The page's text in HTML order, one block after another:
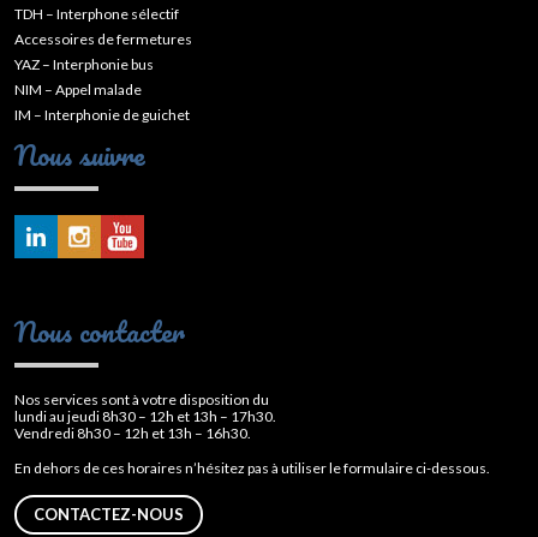
TDH – Interphone sélectif
Accessoires de fermetures
YAZ – Interphonie bus
NIM – Appel malade
IM – Interphonie de guichet
Nous suivre
Nous contacter
Nos services sont à votre disposition du
lundi au jeudi 8h30 – 12h et 13h – 17h30.
Vendredi 8h30 – 12h et 13h – 16h30.
En dehors de ces horaires n’hésitez pas à utiliser le formulaire ci-dessous.
CONTACTEZ-NOUS